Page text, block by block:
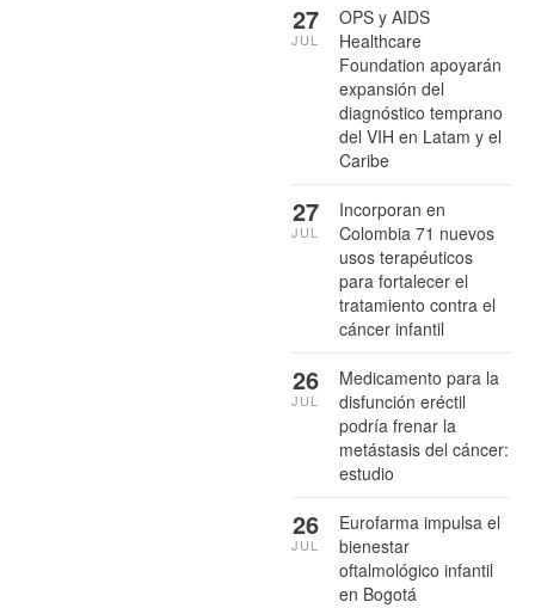
OPS y AIDS
Healthcare
Foundation apoyarán
expansión del
diagnóstico temprano
del VIH en Latam y el
Caribe
27
JUL
Incorporan en
Colombia 71 nuevos
usos terapéuticos
para fortalecer el
tratamiento contra el
cáncer infantil
27
JUL
Medicamento para la
disfunción eréctil
podría frenar la
metástasis del cáncer:
estudio
26
JUL
Eurofarma impulsa el
bienestar
oftalmológico infantil
en Bogotá
26
JUL